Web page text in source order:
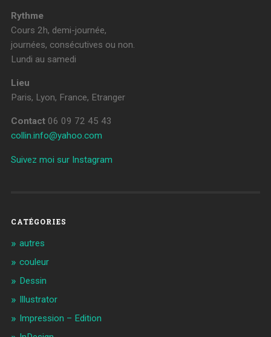
Rythme
Cours 2h, demi-journée,
journées, consécutives ou non.
Lundi au samedi
Lieu
Paris, Lyon, France, Etranger
Contact 06 09 72 45 43
collin.info@yahoo.com
Suivez moi sur Instagram
CATÉGORIES
autres
couleur
Dessin
Illustrator
Impression – Edition